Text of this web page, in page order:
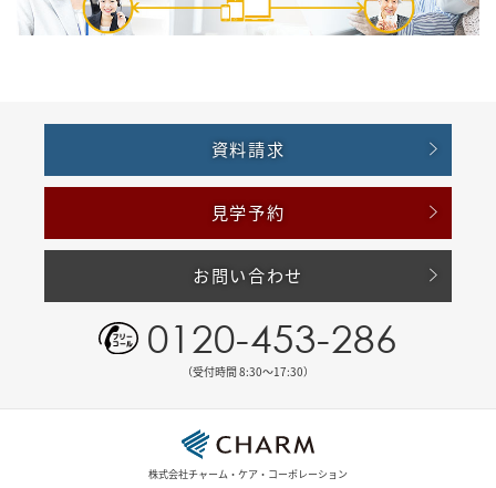
資料請求
見学予約
お問い合わせ
0120-453-286
（受付時間 8:30〜17:30）
株式会社チャーム・ケア・コーポレーション